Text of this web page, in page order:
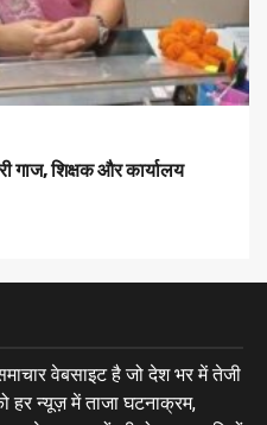
गाज, शिक्षक और कार्यालय
वेबसाइट है जो देश भर में तेजी
हर न्यूज़ में ताजा घटनाक्रम,